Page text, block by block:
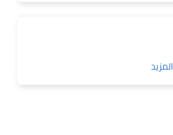
المزيد